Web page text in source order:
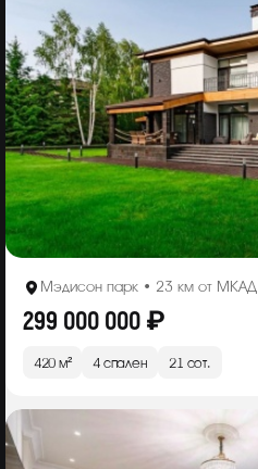
Мэдисон парк • 23 км от МКАД
299 000 000 ₽
420 м² 4 спален 21 сот.